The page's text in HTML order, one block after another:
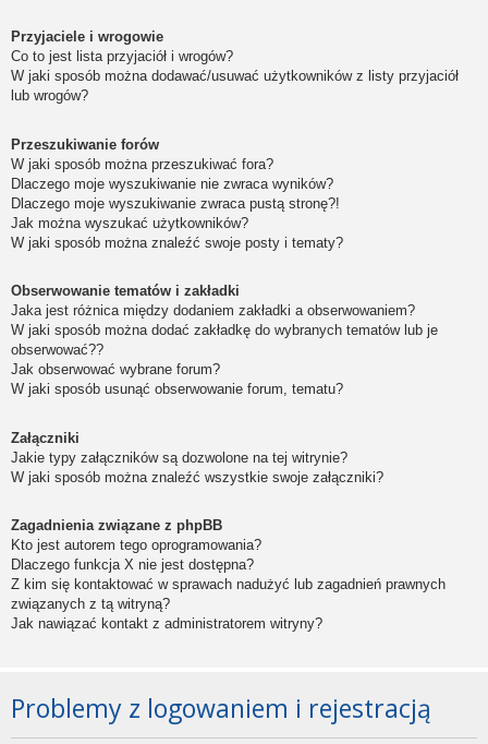
Przyjaciele i wrogowie
Co to jest lista przyjaciół i wrogów?
W jaki sposób można dodawać/usuwać użytkowników z listy przyjaciół
lub wrogów?
Przeszukiwanie forów
W jaki sposób można przeszukiwać fora?
Dlaczego moje wyszukiwanie nie zwraca wyników?
Dlaczego moje wyszukiwanie zwraca pustą stronę?!
Jak można wyszukać użytkowników?
W jaki sposób można znaleźć swoje posty i tematy?
Obserwowanie tematów i zakładki
Jaka jest różnica między dodaniem zakładki a obserwowaniem?
W jaki sposób można dodać zakładkę do wybranych tematów lub je
obserwować??
Jak obserwować wybrane forum?
W jaki sposób usunąć obserwowanie forum, tematu?
Załączniki
Jakie typy załączników są dozwolone na tej witrynie?
W jaki sposób można znaleźć wszystkie swoje załączniki?
Zagadnienia związane z phpBB
Kto jest autorem tego oprogramowania?
Dlaczego funkcja X nie jest dostępna?
Z kim się kontaktować w sprawach nadużyć lub zagadnień prawnych
związanych z tą witryną?
Jak nawiązać kontakt z administratorem witryny?
Problemy z logowaniem i rejestracją